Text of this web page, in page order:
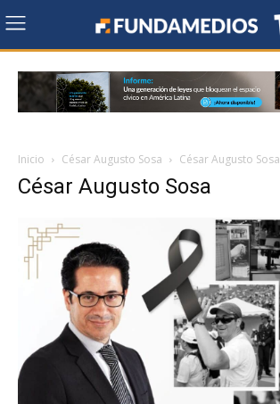
Inicio César Augusto Sosa César Augusto Sosa
César Augusto Sosa